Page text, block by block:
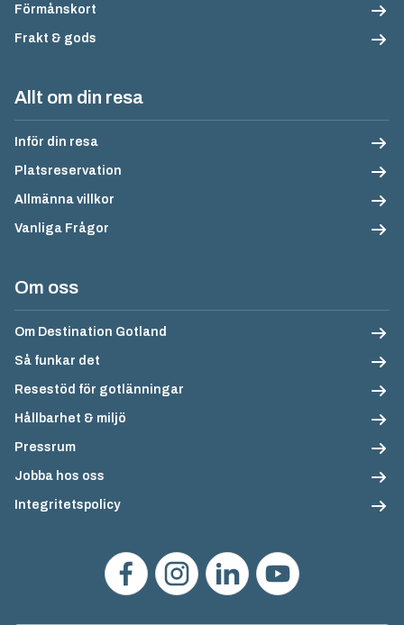
Förmånskort
Frakt & gods
Allt om din resa
Inför din resa
Platsreservation
Allmänna villkor
Vanliga Frågor
Om oss
Om Destination Gotland
Så funkar det
Resestöd för gotlänningar
Hållbarhet & miljö
Pressrum
Jobba hos oss
Integritetspolicy